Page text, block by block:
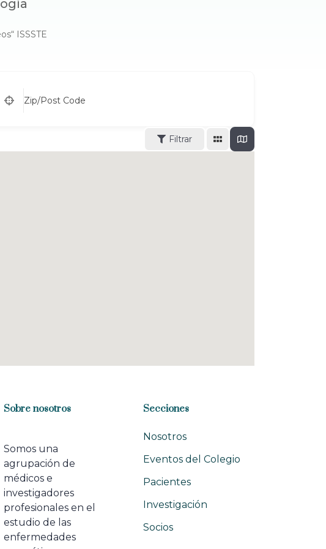
ISSSTE
Zip/Post Code
Filtrar
Sobre nosotros
Somos una
agrupación de
médicos e
investigadores
profesionales en el
estudio de las
enfermedades
Secciones
Nosotros
Eventos del Colegio
Pacientes
Investigación
Socios